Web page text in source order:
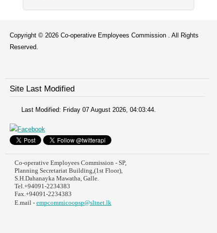
Copyright © 2026 Co-operative Employees Commission . All Rights
Reserved.
Site Last Modified
Last Modified: Friday 07 August 2026, 04:03:44.
Co-operative Employees Commission - SP,
Planning Secretariat Building,(1st Floor),
S.H.Dahanayka Mawatha, Galle.
Tel.+94091-2234383
Fax.+94091-2234383
E.mail - empcommicoopsp@sltnet.lk